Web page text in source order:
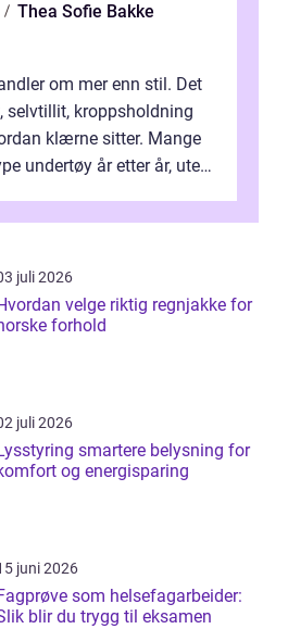
Thea Sofie Bakke
om mer enn stil. Det
selvtillit, kroppsholdning
klærne sitter. Mange
undertøy år etter år, uten
juli 2026
velge riktig regnjakke for
forhold
juli 2026
smartere belysning for
og energisparing
juni 2026
som helsefagarbeider:
blir du trygg til eksamen